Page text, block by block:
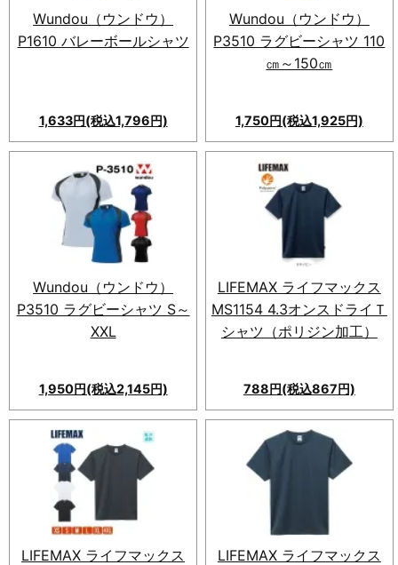
Wundou（ウンドウ）
P1610 バレーボールシャツ
1,633円(税込1,796円)
Wundou（ウンドウ）P1610
バレーボールシャツ！吸汗速乾
のドライ素材で快適。動きやす
く、可動域広がる設計。セット
アップ可能でスポーツ体験
UP。シンプル＆スタイリッシ
ュな着こなし！
Wundou（ウンドウ）
P3510 ラグビーシャツ 110
㎝～150㎝
1,750円(税込1,925円)
Wundou（ウンドウ）
P3510 ラグビーシャツ S～
XXL
1,950円(税込2,145円)
LIFEMAX ライフマックス
MS1154 4.3オンスドライＴ
シャツ（ポリジン加工）
788円(税込867円)
LIFEMAX ライフマックス
LIFEMAX ライフマックス